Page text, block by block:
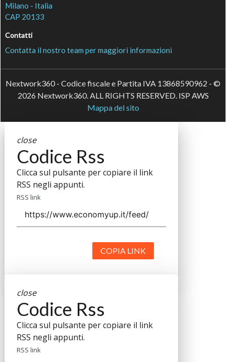
Milano - Italia
CAP 20133
Contatti
Contatta il nostro team per maggiori informazioni
Nextwork360 - Codice fiscale e Partita IVA 13868590962 - ©
2026 Nextwork360. ALL RIGHTS RESERVED. ISP AWS
Mappa del sito
close
Codice Rss
Clicca sul pulsante per copiare il link
RSS negli appunti.
RSS link
COPIA LINK
close
Codice Rss
Clicca sul pulsante per copiare il link
RSS negli appunti.
RSS link